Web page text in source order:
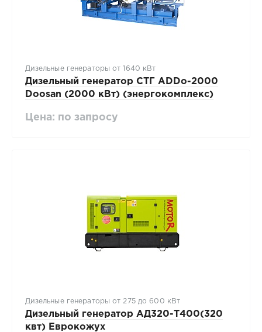
Дизельные генераторы от 1640 кВт
Дизельный генератор СТГ ADDo-2000
Doosan (2000 кВт) (энергокомплекс)
Цена: по запросу
Дизельные генераторы от 275 до 600 кВт
Дизельный генератор АД320-T400(320
квт) Еврокожух